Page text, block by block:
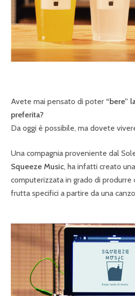
Avete mai pensato di poter “bere”
preferita?
Da oggi è possibile, ma dovete
Una compagnia proveniente dal
Squeeze Music, ha infatti creato
computerizzata in grado di produrre
frutta specifici a partire da una